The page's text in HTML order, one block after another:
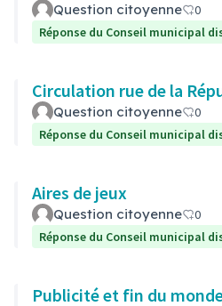
Question citoyenne
0
Réponse du Conseil municipal
Circulation rue de la
Question citoyenne
0
Réponse du Conseil municipal
Aires de jeux
Question citoyenne
0
Réponse du Conseil municipal
Publicité et fin du